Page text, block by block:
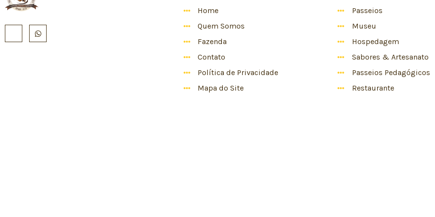
Home
Quem Somos
Fazenda
Contato
Política de Privacidade
Mapa do Site
Passeios
Museu
Hospedagem
Sabores & Artesanato
Passeios Pedagógicos
Restaurante